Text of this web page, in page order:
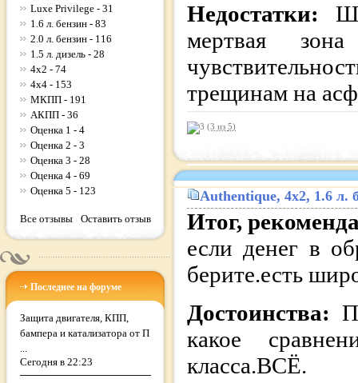
Luxe Privilege - 31
1.6 л. бензин - 83
2.0 л. бензин - 116
1.5 л. дизель - 28
4x2 - 74
4x4 - 153
МКПП - 191
АКПП - 36
Оценка 1 - 4
Оценка 2 - 3
Оценка 3 - 28
Оценка 4 - 69
Оценка 5 - 123
Все отзывы Оставить отзыв
Последнее на форуме
Защита двигателя, КПП,
бампера и катализатора от П
...
Сегодня в 22:23
Недостатки:
мертвая
трещинам на
(3 из 5)
Authentique, 4x2, 1.6 л.
Итог,
если денег в
берите.есть
Достоинства:
какое
класса.ВСЁ.